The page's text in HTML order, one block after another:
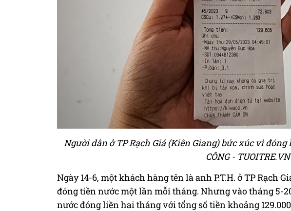
Người dân ở TP Rạch Giá (Kiên Giang) bức xúc vì
CÔNG - TUOITRE.VN
Ngày 14-6, một khách hàng tên là anh P.T.H. ở TP Rạch
đóng tiền nước một lần mỗi tháng. Nhưng vào tháng 5-
nước đóng liền hai tháng với tổng số tiền khoảng